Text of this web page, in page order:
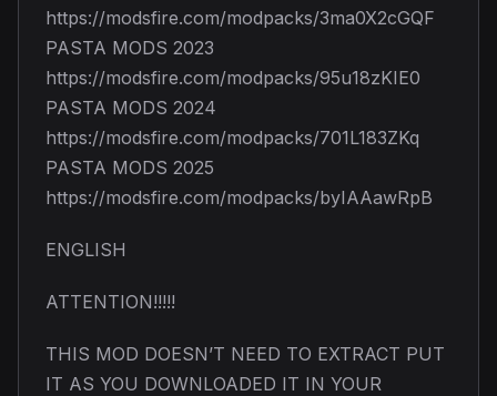
https://modsfire.com/modpacks/3ma0X2cGQF
PASTA MODS 2023
https://modsfire.com/modpacks/95u18zKIE0
PASTA MODS 2024
https://modsfire.com/modpacks/701L183ZKq
PASTA MODS 2025
https://modsfire.com/modpacks/byIAAawRpB
ENGLISH
ATTENTION!!!!!
THIS MOD DOESN’T NEED TO EXTRACT PUT
IT AS YOU DOWNLOADED IT IN YOUR